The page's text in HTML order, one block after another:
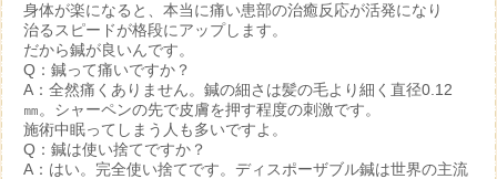
身体が楽になると、本当に痛い患部の治癒反応が活発になり
治るスピードが格段にアップします。
だから鍼が良いんです。
Q：鍼って痛いですか？
A：全然痛くありません。鍼の細さは髪の毛より細く直径0.12
㎜。シャーペンの先で皮膚を押す程度の刺激です。
施術中眠ってしまう人も多いですよ。
Q：鍼は使い捨てですか？
A：はい。完全使い捨てです。ディスポーザブル鍼は世界の主流